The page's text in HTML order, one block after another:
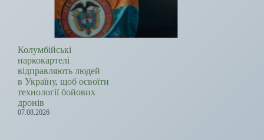
Колумбійські
наркокартелі
відправляють людей
в Україну, щоб освоїти
технології бойових
дронів
07.08.2026